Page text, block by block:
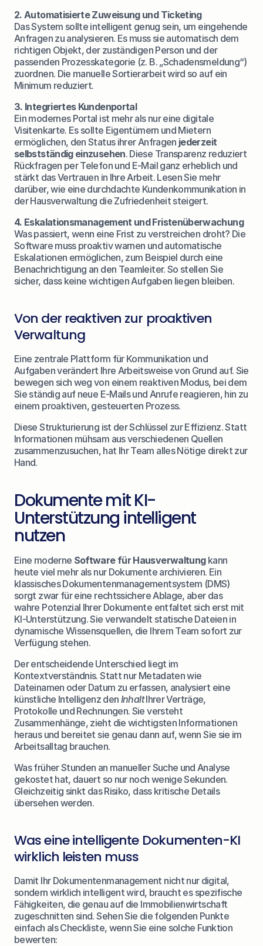
2. Automatisierte Zuweisung und Ticketing
Das System sollte intelligent genug sein, um eingehende
Anfragen zu analysieren. Es muss sie automatisch dem
richtigen Objekt, der zuständigen Person und der
passenden Prozesskategorie (z. B. „Schadensmeldung“)
zuordnen. Die manuelle Sortierarbeit wird so auf ein
Minimum reduziert.
3. Integriertes Kundenportal
Ein modernes Portal ist mehr als nur eine digitale
Visitenkarte. Es sollte Eigentümern und Mietern
ermöglichen, den Status ihrer Anfragen jederzeit
selbstständig einzusehen. Diese Transparenz reduziert
Rückfragen per Telefon und E-Mail ganz erheblich und
stärkt das Vertrauen in Ihre Arbeit. Lesen Sie mehr
darüber, wie eine durchdachte Kundenkommunikation in
der Hausverwaltung die Zufriedenheit steigert.
4. Eskalationsmanagement und Fristenüberwachung
Was passiert, wenn eine Frist zu verstreichen droht? Die
Software muss proaktiv warnen und automatische
Eskalationen ermöglichen, zum Beispiel durch eine
Benachrichtigung an den Teamleiter. So stellen Sie
sicher, dass keine wichtigen Aufgaben liegen bleiben.
Von der reaktiven zur proaktiven
Verwaltung
Eine zentrale Plattform für Kommunikation und
Aufgaben verändert Ihre Arbeitsweise von Grund auf. Sie
bewegen sich weg von einem reaktiven Modus, bei dem
Sie ständig auf neue E-Mails und Anrufe reagieren, hin zu
einem proaktiven, gesteuerten Prozess.
Diese Strukturierung ist der Schlüssel zur Effizienz. Statt
Informationen mühsam aus verschiedenen Quellen
zusammenzusuchen, hat Ihr Team alles Nötige direkt zur
Hand.
Dokumente mit KI-
Unterstützung intelligent
nutzen
Eine moderne Software für Hausverwaltung kann
heute viel mehr als nur Dokumente archivieren. Ein
klassisches Dokumentenmanagementsystem (DMS)
sorgt zwar für eine rechtssichere Ablage, aber das
wahre Potenzial Ihrer Dokumente entfaltet sich erst mit
KI-Unterstützung. Sie verwandelt statische Dateien in
dynamische Wissensquellen, die Ihrem Team sofort zur
Verfügung stehen.
Der entscheidende Unterschied liegt im
Kontextverständnis. Statt nur Metadaten wie
Dateinamen oder Datum zu erfassen, analysiert eine
künstliche Intelligenz den Inhalt Ihrer Verträge,
Protokolle und Rechnungen. Sie versteht
Zusammenhänge, zieht die wichtigsten Informationen
heraus und bereitet sie genau dann auf, wenn Sie sie im
Arbeitsalltag brauchen.
Was früher Stunden an manueller Suche und Analyse
gekostet hat, dauert so nur noch wenige Sekunden.
Gleichzeitig sinkt das Risiko, dass kritische Details
übersehen werden.
Was eine intelligente Dokumenten-KI
wirklich leisten muss
Damit Ihr Dokumentenmanagement nicht nur digital,
sondern wirklich intelligent wird, braucht es spezifische
Fähigkeiten, die genau auf die Immobilienwirtschaft
zugeschnitten sind. Sehen Sie die folgenden Punkte
einfach als Checkliste, wenn Sie eine solche Funktion
bewerten: